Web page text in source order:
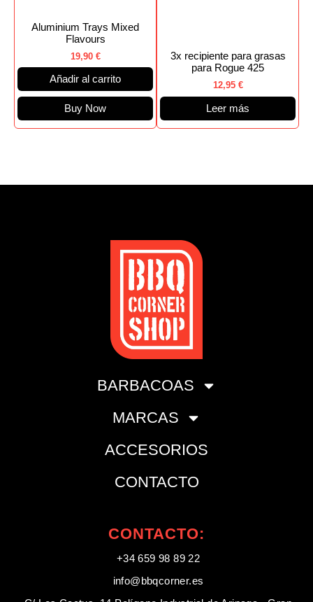
Aluminium Trays Mixed
Flavours
19,90 €
Añadir al carrito
Buy Now
3x recipiente para grasas
para Rogue 425
12,95 €
Leer más
BARBACOAS
MARCAS
ACCESORIOS
CONTACTO
CONTACTO:
+34 659 98 89 22
info@bbqcorner.es​